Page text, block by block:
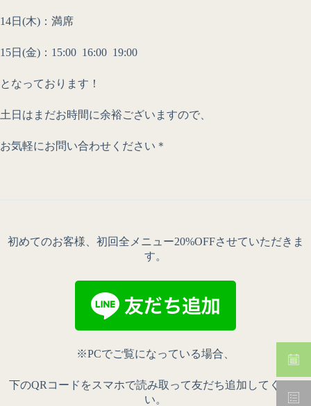
14日(木)：満席
15日(金)：15:00 16:00 19:00
となっております！
土日はまだお時間に余裕ございますので、
お気軽にお問い合わせください＊
初めてのお客様、初回全メニュー20%OFFさせていただきま
す。
※PCでご覧になっている場合、
下のQRコードをスマホで読み取って友だち追加してくださ
い。